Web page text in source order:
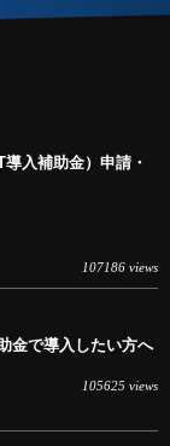
入補助金）申請・
107186 views
金で導入したい方へ
105625 views